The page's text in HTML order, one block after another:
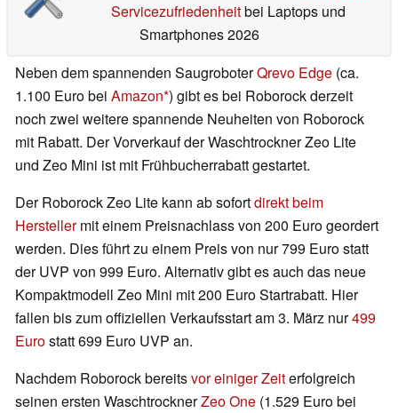
Servicezufriedenheitbei Laptops und
Smartphones 2026
Neben dem spannenden SaugroboterQrevo Edge (ca.
1.100 Euro bei Amazon ) gibt es bei Roborock derzeit
noch zwei weitere spannende Neuheiten von Roborock
mit Rabatt. Der Vorverkauf der Waschtrockner Zeo Lite
und Zeo Mini ist mit Frühbucherrabatt gestartet.
Der Roborock Zeo Lite kann ab sofortdirekt beim
Herstellermit einem Preisnachlass von 200 Euro geordert
werden. Dies führt zu einem Preis von nur 799 Euro statt
der UVP von 999 Euro. Alternativ gibt es auch das neue
Kompaktmodell Zeo Mini mit 200 Euro Startrabatt. Hier
fallen bis zum offiziellen Verkaufsstart am 3. März nur499
Eurostatt 699 Euro UVP an.
Nachdem Roborock bereitsvor einiger Zeiterfolgreich
seinen ersten WaschtrocknerZeo One (1.529 Euro bei